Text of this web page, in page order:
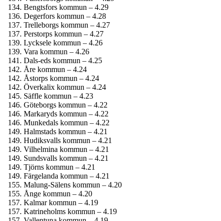
Bengtsfors kommun – 4.29
Degerfors kommun – 4.28
Trelleborgs kommun – 4.27
Perstorps kommun – 4.27
Lycksele kommun – 4.26
Vara kommun – 4.26
Dals-eds kommun – 4.25
Åre kommun – 4.24
Åstorps kommun – 4.24
Överkalix kommun – 4.24
Säffle kommun – 4.23
Göteborgs kommun – 4.22
Markaryds kommun – 4.22
Munkedals kommun – 4.22
Halmstads kommun – 4.21
Hudiksvalls kommun – 4.21
Vilhelmina kommun – 4.21
Sundsvalls kommun – 4.21
Tjörns kommun – 4.21
Färgelanda kommun – 4.21
Malung-Sälens kommun – 4.20
Ånge kommun – 4.20
Kalmar kommun – 4.19
Katrineholms kommun – 4.19